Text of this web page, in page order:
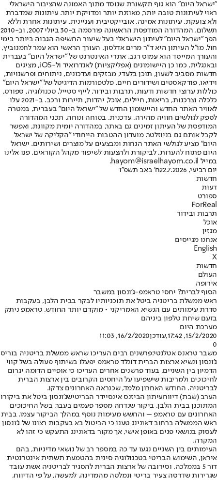
"ישראל היום" הוא גוף תקשורת שנוסד מתוך האמונה שהציבור הישראלי
ראוי לעיתונות טובה יותר, מאוזנת יותר ומדויקת יותר. עיתונות שמדברת
ולא צועקת. עיתונות אמינה, אובייקטיבית ועניינית. עיתונות אחרת וללא
תשלום. המהדורה המודפסת הראשונה פורסמה ב-30 ביולי 2007, וב-2010
הפך "ישראל היום" לעיתון הישראלי בעל שיעור החשיפה הגבוה ביותר בימי
חול. מו"ל העיתון היא ד"ר מרים אדלסון. העורך הראשי הוא עמר לחמנוביץ,
והעורך המייסד הוא עמוס רגב. אתרי האינטרנט של "ישראל היום" בעברית
ובאנגלית, כמו כן היישומונים (אפליקציות) לאנדרואיד ול-iOS, מציגים
חדשות מסביב לשעון, תוכן בלעדי, מבזקים ועדכונים, ניתוחים ופרשנויות,
וידיאו, פודקאסטים ושידורים חיים. פלטפורמות הדיגיטל של "ישראל היום"
כוללות ערוצי חדשות ודעות, תרבות ובידור, לייף סטייל, טכנולוגיה, ספורט,
כלכלה וצרכנות, בריאות, חיילים, אוכל, יהדות, תיירות ורכב. ב-2021 עלו
לאוויר האתר החדש והיישומון החדש של "ישראל היום" בעברית, במטרה
לספק לגולשים חוויה מהירה, עדכנית, בטוחה ונוחה. תכני המהדורה
המודפסת של העיתון זמינים גם באתר, במהדורה יומית מקוונת, ואפשר
לקבל אותם גם בניוזלטר. מועדון ההטבות הייחודי "הקליקה של ישראל
היום" מציע לגולשי האתר הנחות ומבצעים על מוצרים ושירותים. ישראל
היום פתוח להערות, לביקורת ולהצעות לשיפור מקהל הקוראים. פנו אלינו
במייל hayom@israelhayom.co.il.
יום רביעי, 22.7.2026
ח' באב תשפ"ו
חדשות
דעות
ספורט
ForReal
תרבות ובידור
אוכל
מגזין
אנחנו מגייסים
English
X
חדשות
העולם
אירופה
הסוף לברית? יחסי טראמפ-ג'ונסון במשבר
ראש ממשלת בריטניה ביטל את תוכניותיו לבקר בבית הלבן, בעקבות
סדרת עימותים עם הנשיא האמריקני • מוקדם יותר החודש, טראמפ ניתק
בזעם שיחת טלפון ביניהם
מערכת היום
15/2/2020, 17:42
,עודכן16/2/2020, 11:03
0
משבר טראנס אטלנטי:פרשנים רבים העריכו שראש ממשלת בריטניה בוריס
ג'ונסון ונשיא ארצות הברית דונלד טראמפ יפעלו בשיתוף פעולה בשל קווי
הדמיון בין השניים, בעוד פרשנים אחרים העריכו כי אופיים הדומה יגרום
לחיכוכים ולמריבות שישפיעו על היחסים הקרובים בין ארצות הברית
לבריטניה. החודש האחרון מלמד, שכנראה האחרונים צדקו.
הערב (שבת) דיווחעיתון הביזנס אינסיידר הבריטישג'ונסון ביטל את ביקורו
המתוכנן בבית הלבן, ביקור שנדחה מספר פעמים בעבר, בשל החיכוכים
האחרונים עם טראמפ – והחשש מעימות נוסף במהלך הביקור עצמו. בבית
ראש הממשלה ברחוב דאונינג טענו כי הביטול בא בעקבות רצונו של ג'ונסון
לעסוק בנושאי פנים באופן אישי, אך מקור בדאונינג התעקש כי זהו לא
המקרה.
העימותים בין השניים נגעו עד כה במספר רב של נושאי מדיניות, בהם
איראן, השימוש הבריטי בטכנולוגיה סינית בהטמעת תשתית אינטרנטית
דור 5 בממלכה, וסירובה של ארצות הברית להסגיר לבריטניה אשת עובד
שגרירות שדרסה צעיר בריטי ונמלטה מהמדינה. למעשה, על פי הדיווח,